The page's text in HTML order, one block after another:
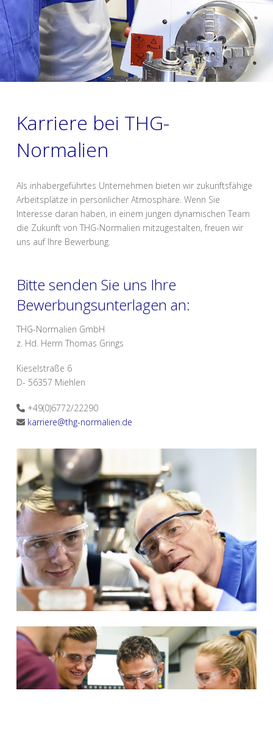
Karriere bei THG-
Normalien
Als inhabergeführtes Unternehmen bieten wir zukunftsfähige
Arbeitsplätze in persönlicher Atmosphäre. Wenn Sie
Interesse daran haben, in einem jungen dynamischen Team
die Zukunft von THG-Normalien mitzugestalten, freuen wir
uns auf Ihre Bewerbung.
Bitte senden Sie uns Ihre
Bewerbungsunterlagen an:
THG-Normalien GmbH
z. Hd. Herrn Thomas Grings
Kieselstraße 6
D- 56357 Miehlen
+49(0)6772/22290
karriere@thg-normalien.de